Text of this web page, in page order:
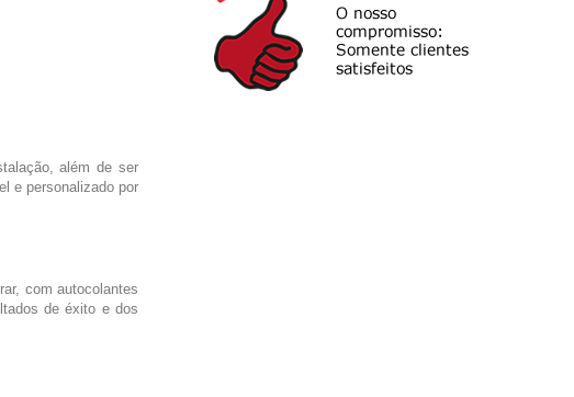
além de ser
e personalizado por
com autocolantes
de éxito e dos